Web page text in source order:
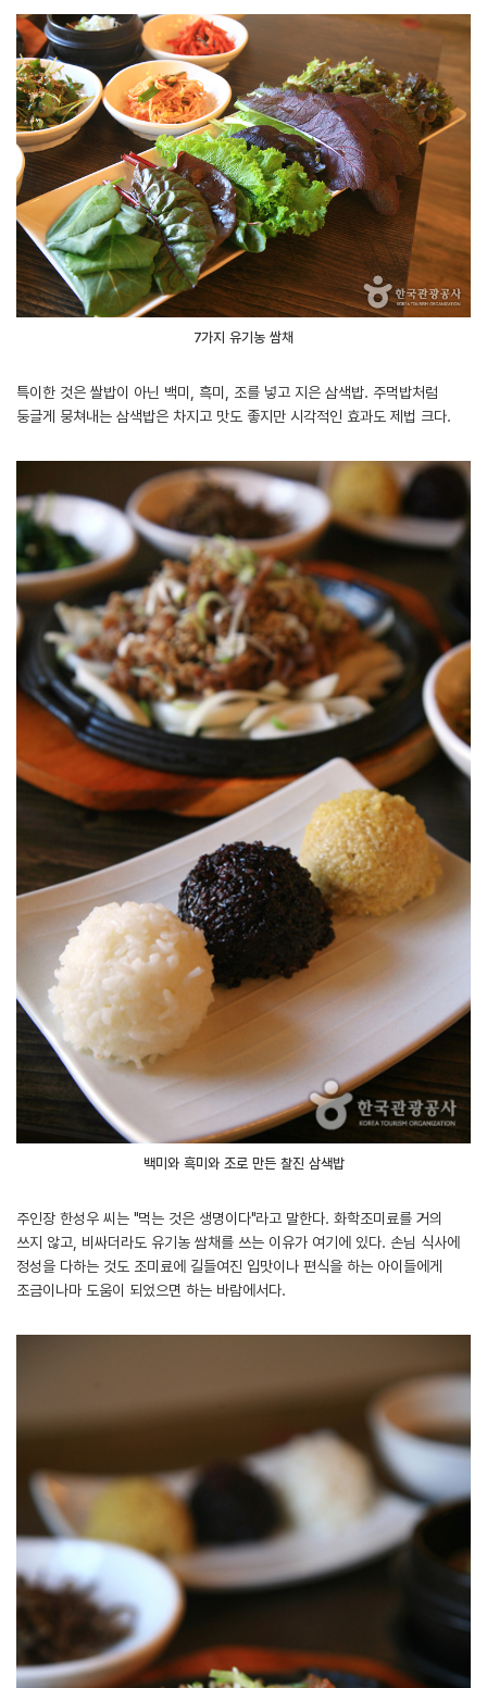
7가지 유기농 쌈채
특이한 것은 쌀밥이 아닌 백미, 흑미, 조를 넣고 지은 삼색밥. 주먹밥처럼
둥글게 뭉쳐내는 삼색밥은 차지고 맛도 좋지만 시각적인 효과도 제법 크다.
백미와 흑미와 조로 만든 찰진 삼색밥
주인장 한성우 씨는 "먹는 것은 생명이다"라고 말한다. 화학조미료를 거의
쓰지 않고, 비싸더라도 유기농 쌈채를 쓰는 이유가 여기에 있다. 손님 식사에
정성을 다하는 것도 조미료에 길들여진 입맛이나 편식을 하는 아이들에게
조금이나마 도움이 되었으면 하는 바람에서다.